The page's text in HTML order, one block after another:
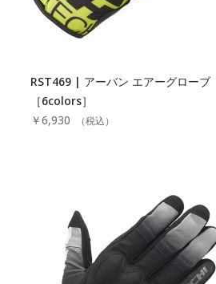
RST469 | アーバン エアーグローブ
［6colors］
￥6,930
（税込）